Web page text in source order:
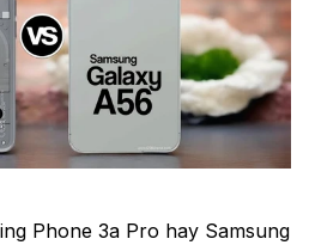
Phone 3a Pro hay Samsung